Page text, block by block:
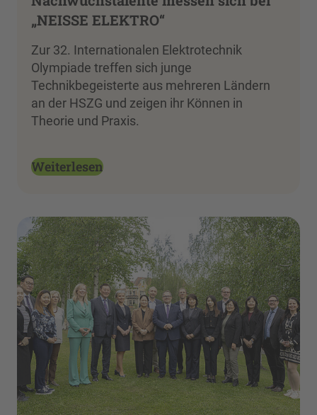
„NEISSE ELEKTRO“
Zur 32. Internationalen Elektrotechnik
Olympiade treffen sich junge
Technikbegeisterte aus mehreren Ländern
an der HSZG und zeigen ihr Können in
Theorie und Praxis.
Weiterlesen